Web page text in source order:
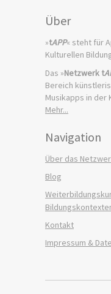
Über
»tAPP« steht für
Kulturellen
Das »Netzwerk t
Bereich
Musikapps in der
Mehr...
Navigation
Über das
Blog
Kontakt
Impressum &